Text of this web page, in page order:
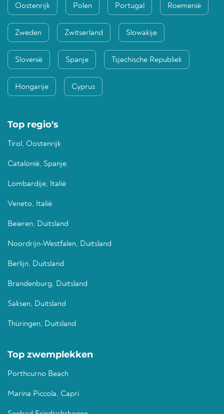
Oostenrijk Polen Portugal Roemenië
Zweden Zwitserland Slowakije
Slovenië Spanje Tsjechische Republiek
Hongarije Cyprus
Top regio's
Tirol, Oostenrijk
Catalonië, Spanje
Lombardije, Italië
Veneto, Italië
Beieren, Duitsland
Noordrijn-Westfalen, Duitsland
Berlijn, Duitsland
Brandenburg, Duitsland
Saksen, Duitsland
Thüringen, Duitsland
Top zwemplekken
Porthcurno Beach
Marina Piccola, Capri